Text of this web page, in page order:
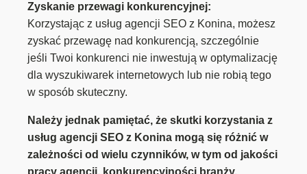
Zyskanie przewagi konkurencyjnej:
Korzystając z usług agencji SEO z Konina, możesz
zyskać przewagę nad konkurencją, szczególnie
jeśli Twoi konkurenci nie inwestują w optymalizację
dla wyszukiwarek internetowych lub nie robią tego
w sposób skuteczny.
Należy jednak pamiętać, że skutki korzystania z
usług agencji SEO z Konina mogą się różnić w
zależności od wielu czynników, w tym od jakości
pracy agencji, konkurencyjności branży,